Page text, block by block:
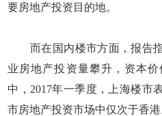
要房地产投资目的地。
而在国内楼市方面，报告指
业房地产投资量攀升，资本
中，2017年一季度，上海楼市
市房地产投资市场中仅次于香港